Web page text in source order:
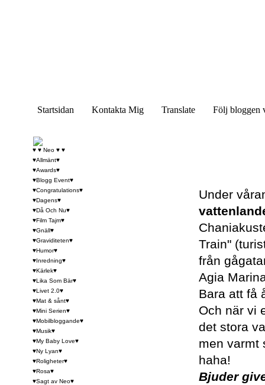
Startsidan Kontakta Mig Translate Följ bloggen
Under
Train"
från
Agia
Bara att få
Och när vi
det stora
men varmt
haha!
Bjuder
♥ ♥ Neo ♥ ♥
♥Allmänt♥
♥Awards♥
♥Blogg Event♥
♥Congratulations♥
♥Dagens♥
♥Då Och Nu♥
♥Film Tajm♥
♥Gnäll♥
♥Graviditeten♥
♥Humor♥
♥Inredning♥
♥Kärlek♥
♥Lika Som Bär♥
♥Livet 2.0♥
♥Mat & sånt♥
♥Mini Serien♥
♥Mobilbloggande♥
♥Musik♥
♥My Baby Love♥
♥Ny Lyan♥
♥Roligheter♥
♥Rosa♥
♥Sagt av Neo♥